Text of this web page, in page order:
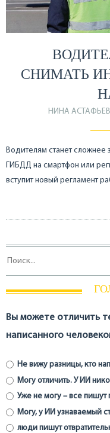
СНИМАТЬ
НИНА
Водителям станет сложнее
ГИБДД на смартфон или
вступит новый регламент
Вы можете отличить
написанного
Не вижу разницы, кто
Могу отличить. У ИИ
Уже не могу – все пишут
Могу, у ИИ узнаваемый
люди пишут